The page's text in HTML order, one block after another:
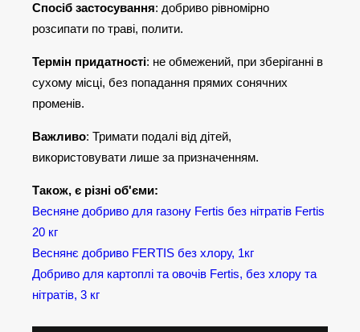
Спосіб застосування: добриво рівномірно
розсипати по траві, полити.
Термін придатності: не обмежений, при зберіганні в
сухому місці, без попадання прямих сонячних
променів.
Важливо: Тримати подалі від дітей,
використовувати лише за призначенням.
Також, є різні об'єми:
Весняне добриво для газону Fertis без нітратів Fertis
20 кг
Веснянє добриво FERTIS без хлору, 1кг
Добриво для картоплі та овочів Fertis, без хлору та
нітратів, 3 кг